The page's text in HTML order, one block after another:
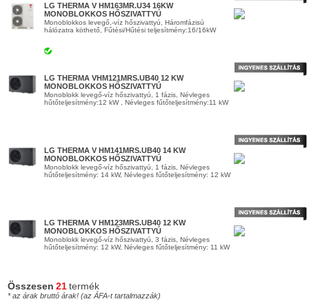
LG THERMA V HM163MR.U34 16KW
MONOBLOKKOS HŐSZIVATTYÚ
Monoblokkos levegő,-víz hőszivattyú, Háromfázisú
hálózatra köthető, Fűtési/Hűtési teljesítmény:16/16kW
LG THERMA VHM121MRS.UB40 12 KW
MONOBLOKKOS HŐSZIVATTYÚ
Monoblokk levegő-víz hőszivattyú, 1 fázis, Névleges
hűtőteljesítmény:12 kW , Névleges fűtőteljesítmény:11 kW
LG THERMA V HM141MRS.UB40 14 KW
MONOBLOKKOS HŐSZIVATTYÚ
Monoblokk levegő-víz hőszivattyú, 1 fázis, Névleges
hűtőteljesítmény: 14 kW, Névleges fűtőteljesítmény: 12 kW
LG THERMA V HM123MRS.UB40 12 KW
MONOBLOKKOS HŐSZIVATTYÚ
Monoblokk levegő-víz hőszivattyú, 3 fázis, Névleges
hűtőteljesítmény: 12 kW, Névleges fűtőteljesítmény: 11 kW
Összesen 21 termék
* az árak bruttó árak! (az ÁFA-t tartalmazzák)